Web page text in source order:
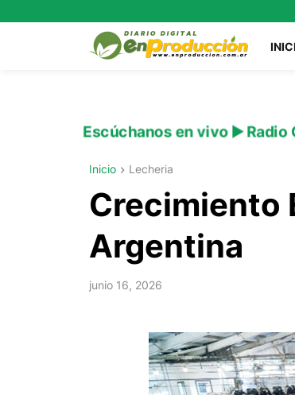
Escúchanos en vivo ▶️ Radio
Inicio Lecheria
Crecimiento
Argentina
junio 16, 2026